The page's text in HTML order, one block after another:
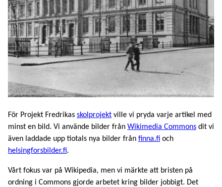
För Projekt Fredrikas skolprojekt ville vi pryda varje artikel med
minst en bild. Vi använde bilder från Wikimedia Commons dit vi
även laddade upp tiotals nya bilder från finna.fi och
helsingforsbilder.fi.
Vårt fokus var på Wikipedia, men vi märkte att bristen på
ordning i Commons gjorde arbetet kring bilder jobbigt. Det